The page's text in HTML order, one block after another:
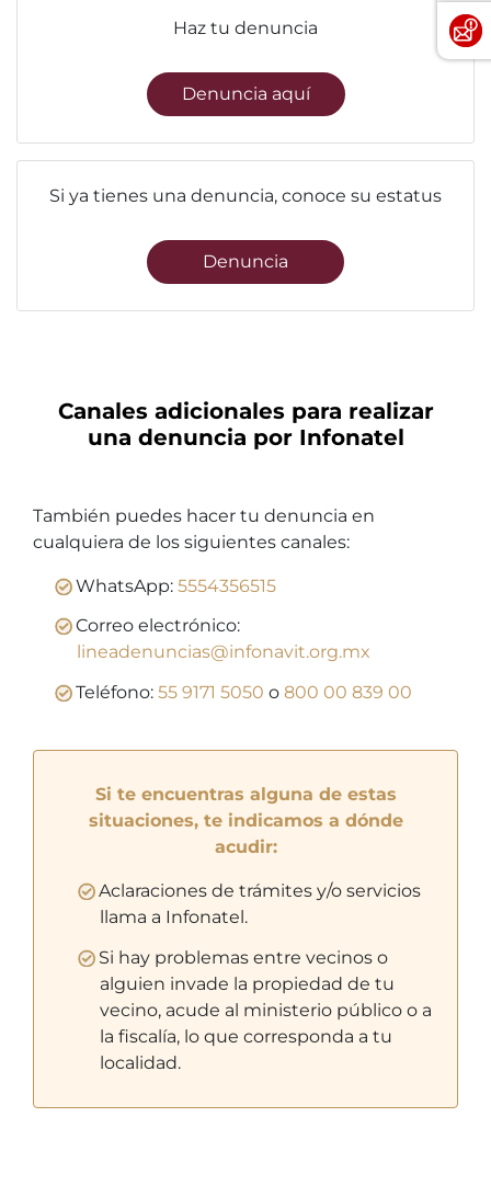
Haz tu denuncia
Denuncia aquí
Si ya tienes una denuncia, conoce su estatus
Denuncia
Canales adicionales para realizar
una denuncia por Infonatel
También puedes hacer tu denuncia en
cualquiera de los siguientes canales:
WhatsApp: 5554356515
Correo electrónico:
lineadenuncias@infonavit.org.mx
Teléfono: 55 9171 5050 o 800 00 839 00
Si te encuentras alguna de estas
situaciones, te indicamos a dónde
acudir:
Aclaraciones de trámites y/o servicios
llama a Infonatel.
Si hay problemas entre vecinos o
alguien invade la propiedad de tu
vecino, acude al ministerio público o a
la fiscalía, lo que corresponda a tu
localidad.